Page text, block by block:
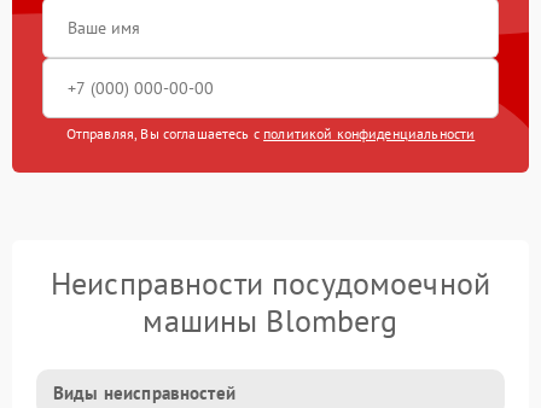
Отправляя, Вы соглашаетесь с политикой конфиденциальности
Неисправности посудомоечной
машины Blomberg
Виды неисправностей